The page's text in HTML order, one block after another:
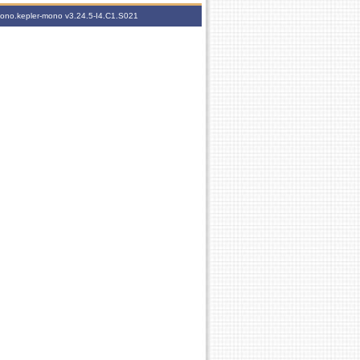
mono v3.24.5-I4.C1.S021